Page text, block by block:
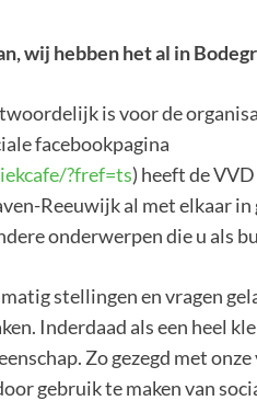
wij hebben het al in
is voor de
facebookpagina
?fref=ts) heeft de
Reeuwijk al met elkaar in
onderwerpen die u als
stellingen en vragen
Inderdaad als een heel
Zo gezegd met
gebruik te maken van